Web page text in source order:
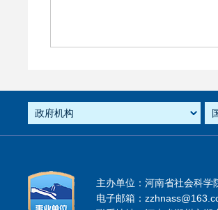
主办单位：河南省社会科
电子邮箱：